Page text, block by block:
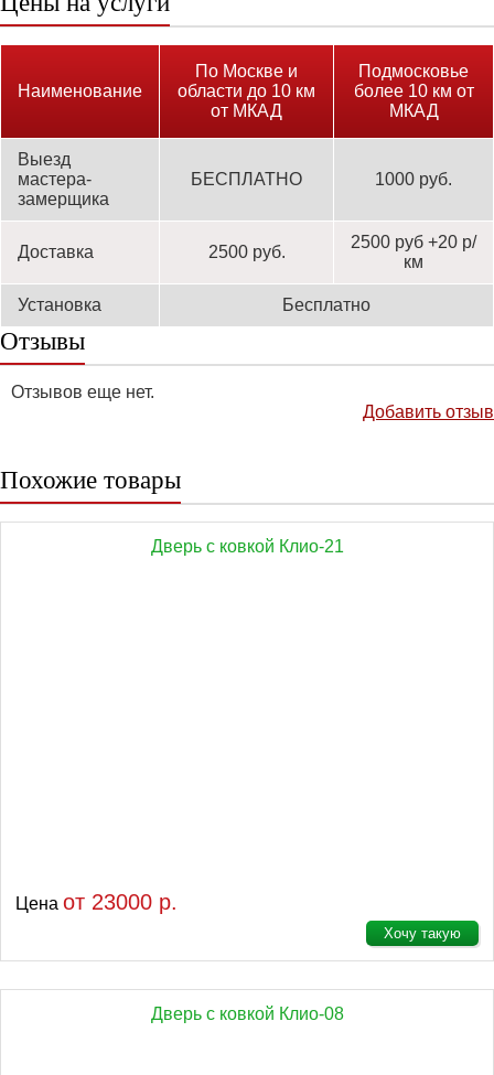
Наименование
По Москве и
области до 10 км
от МКАД
Подмосковье
более 10 км от
МКАД
Выезд
мастера-
замерщика
БЕСПЛАТНО 1000 руб.
Доставка 2500 руб.
2500 руб +20 р/
км
Установка Бесплатно
Отзывы
Отзывов еще нет.
Добавить отзыв
Похожие товары
Дверь с ковкой Клио-21
Цена от 23000 р.
Хочу такую
Дверь с ковкой Клио-08